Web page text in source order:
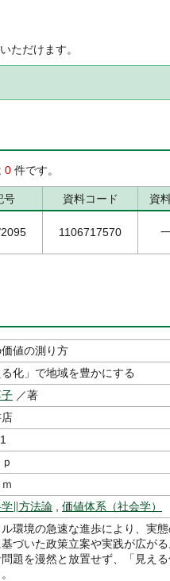
ただけます。
0 件です。
号 資料コード 資
1106717570
値の測り方
る化」で地域を豊かにする
／著
∥方法論
価値体系（社会学）
環境の急速な進歩により、実
基づいた政策立案や実践が広が
題を漫然と放置せず、「見え